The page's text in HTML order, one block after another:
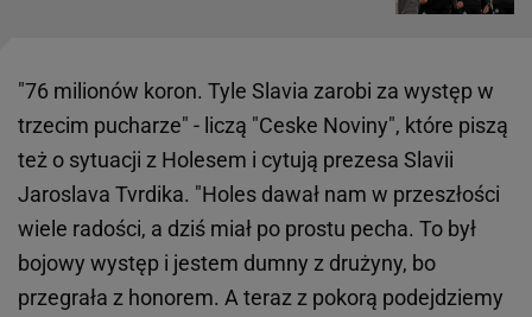
"76 milionów koron. Tyle Slavia zarobi za występ w
trzecim pucharze" - liczą "Ceske Noviny", które piszą
też o sytuacji z Holesem i cytują prezesa Slavii
Jaroslava Tvrdika. "Holes dawał nam w przeszłości
wiele radości, a dziś miał po prostu pecha. To był
bojowy występ i jestem dumny z drużyny, bo
przegrała z honorem. A teraz z pokorą podejdziemy